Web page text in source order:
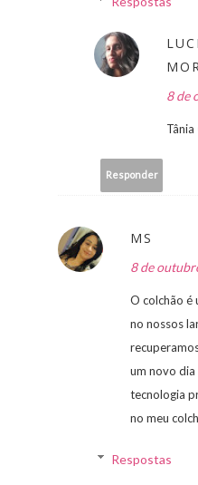
8 de
Responder
MS
8 de
O colchão
no nossos
um novo dia
tecnologia
no meu
Respostas